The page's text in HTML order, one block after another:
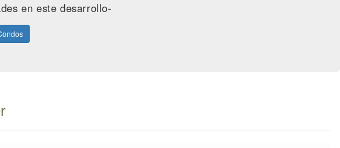
en este desarrollo-